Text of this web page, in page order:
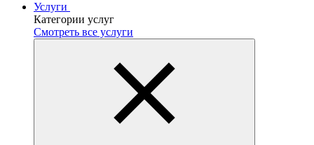
Услуги
Категории услуг
Смотреть все услуги